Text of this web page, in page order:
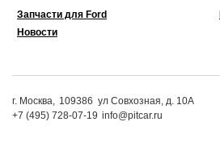
Запчасти для Ford
Новости
г. Москва, 109386 ул Совхозная, д. 10А
+7 (495) 728-07-19 info@pitcar.ru